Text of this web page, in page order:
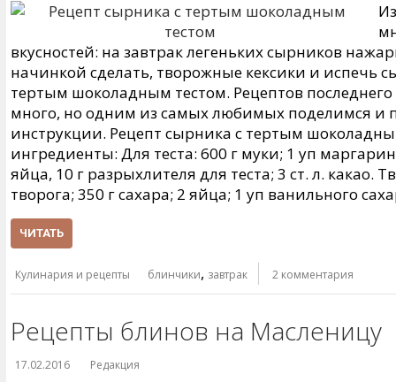
вкусностей: на завтрак легеньких сырников
начинкой сделать, творожные кексики и испечь
тертым шоколадным тестом. Рецептов
много, но одним из самых любимых поделимся и
инструкции. Рецепт сырника с тертым
ингредиенты: Для теста: 600 г муки; 1 уп
яйца, 10 г разрыхлителя для теста; 3 ст. л. какао.
творога; 350 г сахара; 2 яйца; 1 уп ванильного
ЧИТАТЬ
Кулинария и рецепты блинчики, завтрак 2 комментария
Рецепты блинов на Масленицу
17.02.2016 Редакция